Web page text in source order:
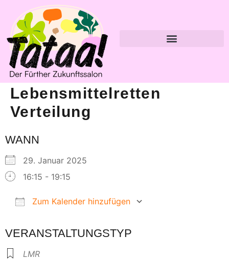
Lebensmittelretten
Verteilung
WANN
29. Januar 2025
16:15 - 19:15
Zum Kalender hinzufügen
VERANSTALTUNGSTYP
LMR